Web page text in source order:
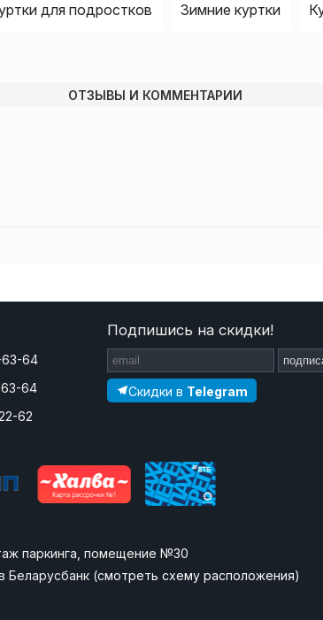
для подростков Зимние куртки
ОТЗЫВЫ И КОММЕНТАРИИ
64
64
62
Подпишись на скидки!
Скидки в Telegram
паркинга, помещение №30
Беларусбанк (смотреть схему расположения)